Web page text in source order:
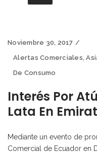
Noviembre 30, 2017
Alertas Comerciales,
De Consumo
Interés Por
Lata En
Mediante un evento de
Comercial de Ecuador en